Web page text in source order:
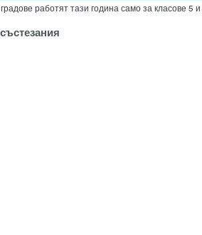
работят тази година само за класове 5 и